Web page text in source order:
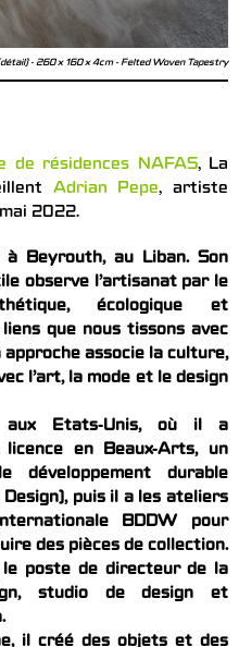
- 260 x 160 x 4cm - Felted Woven Tapestry
de résidences NAFAS, La
Adrian Pepe, artiste
2022.
Beyrouth, au Liban. Son
observe l’artisanat par le
écologique et
que nous tissons avec
associe la culture,
l’art, la mode et le design
aux Etats-Unis, où il a
licence en Beaux-Arts, un
durable
puis il a les ateliers
BDDW pour
des pièces de collection.
le poste de directeur de la
studio de design et
il créé des objets et des